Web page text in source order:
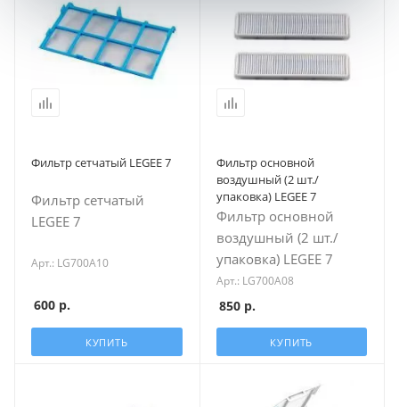
Фильтр сетчатый LEGEE 7
Фильтр сетчатый
LEGEE 7
Арт.: LG700A10
600 р.
КУПИТЬ
Фильтр основной
воздушный (2 шт./
упаковка) LEGEE 7
Фильтр основной
воздушный (2 шт./
упаковка) LEGEE 7
Арт.: LG700A08
850р.
КУПИТЬ